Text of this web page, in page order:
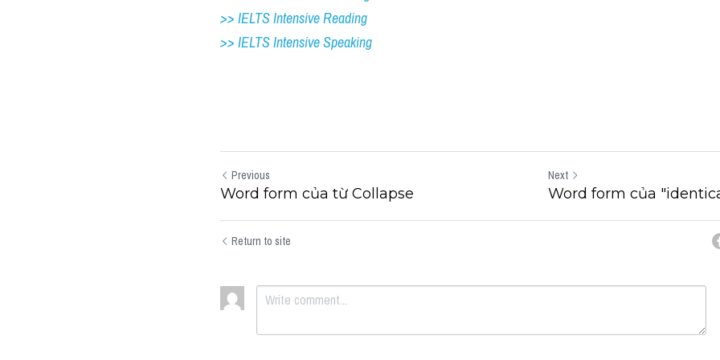
>> IELTS Intensive Reading
>> IELTS Intensive Speaking
Previous
Word form của từ Collapse
Next
Word form của
Return to site